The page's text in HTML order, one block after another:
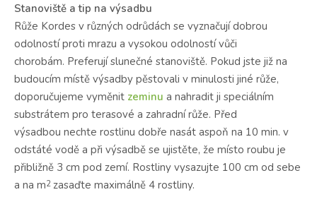
Stanoviště a tip na výsadbu
Růže Kordes v různých odrůdách se vyznačují dobrou
odolností proti mrazu a vysokou odolností vůči
chorobám. Preferují slunečné stanoviště. Pokud jste již na
budoucím místě výsadby pěstovali v minulosti jiné růže,
doporučujeme vyměnit zeminu a nahradit ji speciálním
substrátem pro terasové a zahradní růže. Před
výsadbou nechte rostlinu dobře nasát aspoň na 10 min. v
odstáté vodě a při výsadbě se ujistěte, že místo roubu je
přibližně 3 cm pod zemí. Rostliny vysazujte 100 cm od sebe
a na m2 zasaďte maximálně 4 rostliny.